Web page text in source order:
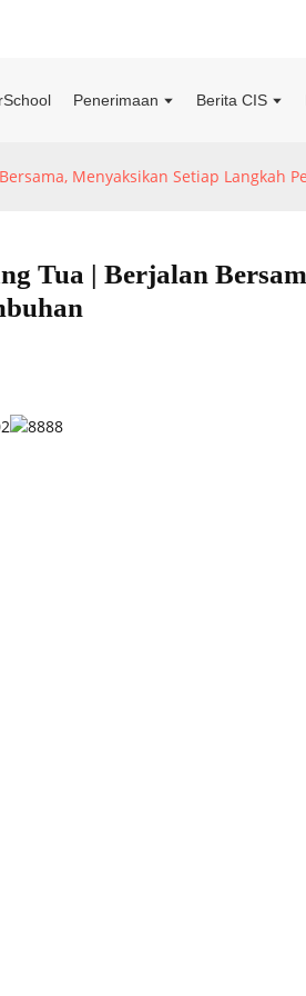
Penerimaan Berita CIS
Menyaksikan Setiap Langkah
Tua | Berjalan